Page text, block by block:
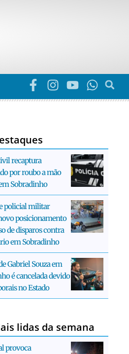
recaptura
por roubo a mão
Sobradinho
policial militar
posicionamento
de disparos contra
em Sobradinho
Gabriel Souza em
é cancelada devido
no Estado
lidas da semana
provoca